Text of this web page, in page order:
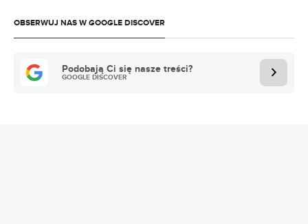
OBSERWUJ NAS W GOOGLE DISCOVER
Podobają Ci się nasze treści?
GOOGLE DISCOVER